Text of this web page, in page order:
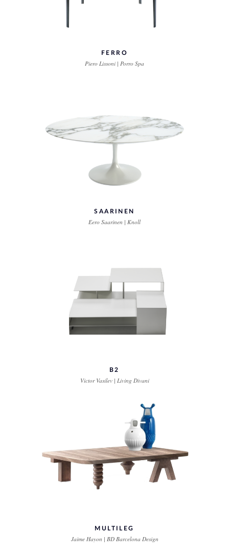
FERRO
Piero Lissoni | Porro Spa
SAARINEN
Eero Saarinen | Knoll
B2
Victor Vasilev | Living Divani
MULTILEG
Jaime Hayon | BD Barcelona Design